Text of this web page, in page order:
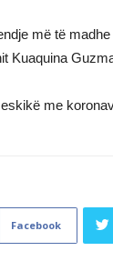
më të
Kuaquina
me
Facebook